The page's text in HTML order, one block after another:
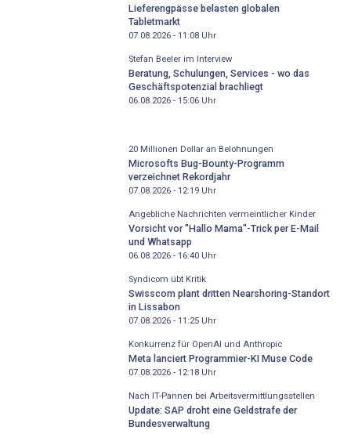
Lieferengpässe belasten globalen
Tabletmarkt
07.08.2026 - 11:08Uhr
Stefan Beeler im Interview
Beratung, Schulungen, Services - wo das
Geschäftspotenzial brachliegt
06.08.2026 - 15:06Uhr
20 Millionen Dollar an Belohnungen
Microsofts Bug-Bounty-Programm
verzeichnet Rekordjahr
07.08.2026 - 12:19Uhr
Angebliche Nachrichten vermeintlicher Kinder
Vorsicht vor "Hallo Mama"-Trick per E-Mail
und Whatsapp
06.08.2026 - 16:40Uhr
Syndicom übt Kritik
Swisscom plant dritten Nearshoring-Standort
in Lissabon
07.08.2026 - 11:25Uhr
Konkurrenz für OpenAI und Anthropic
Meta lanciert Programmier-KI Muse Code
07.08.2026 - 12:18Uhr
Nach IT-Pannen bei Arbeitsvermittlungsstellen
Update: SAP droht eine Geldstrafe der
Bundesverwaltung